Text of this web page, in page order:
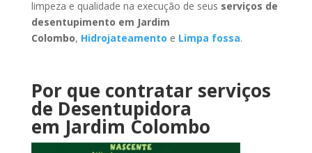
limpeza e qualidade na execução de seus serviços de
desentupimento em Jardim
Colombo, Hidrojateamento e Limpa fossa.
Por que contratar serviços
de Desentupidora
em Jardim Colombo